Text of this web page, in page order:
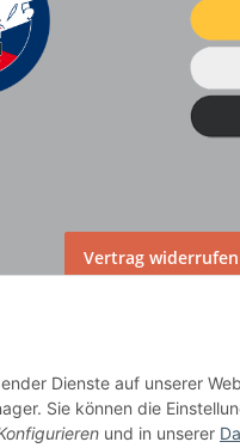
Vertrag widerrufen
Sie bitte der Schaltfläche
Dienste auf unserer
Sie können die
und in unserer